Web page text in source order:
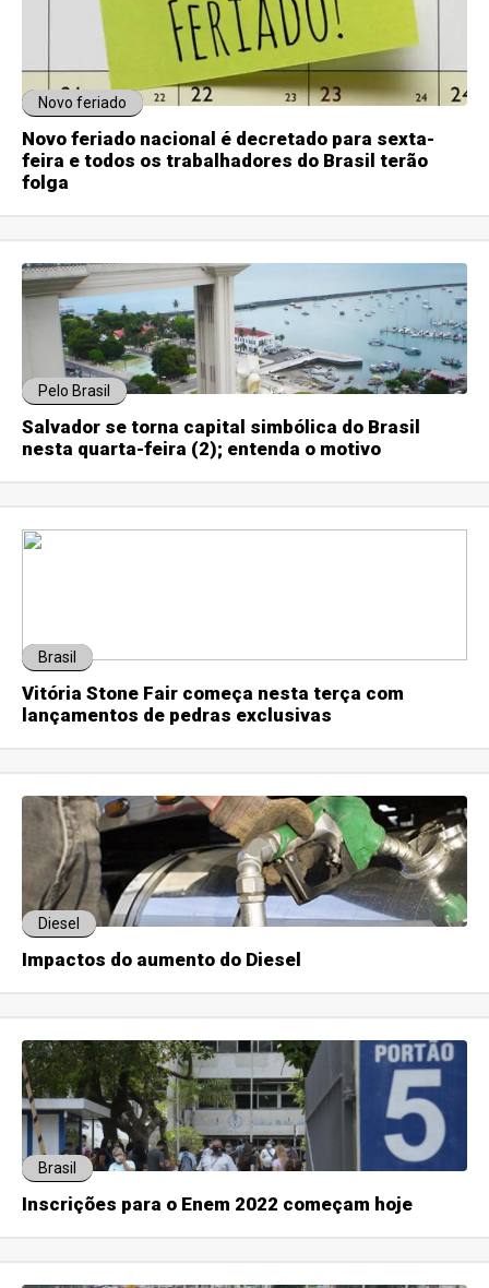
Novo feriado
Novo feriado nacional é decretado para sexta-
feira e todos os trabalhadores do Brasil terão
folga
Pelo Brasil
Salvador se torna capital simbólica do Brasil
nesta quarta-feira (2); entenda o motivo
Brasil
Vitória Stone Fair começa nesta terça com
lançamentos de pedras exclusivas
Diesel
Impactos do aumento do Diesel
Brasil
Inscrições para o Enem 2022 começam hoje